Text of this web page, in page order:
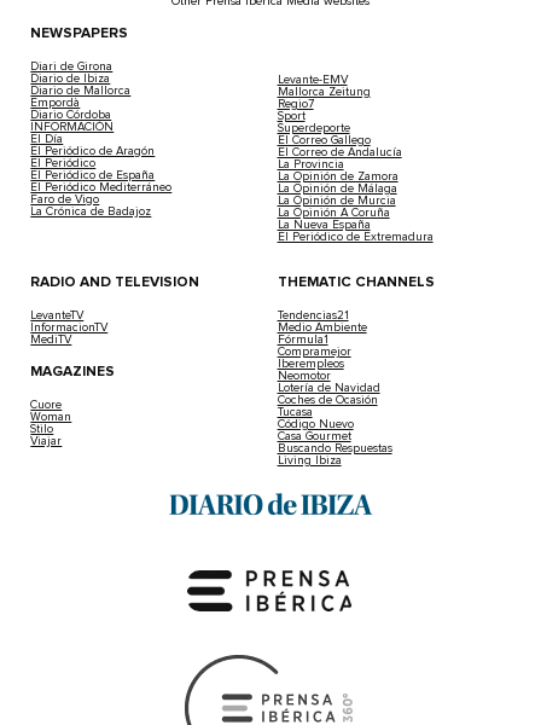
NEWSPAPERS
Diari de Girona
Diario de Ibiza
Diario de Mallorca
Empordà
Diario Córdoba
INFORMACIÓN
El Día
El Periódico de Aragón
El Periódico
El Periódico de España
El Periódico Mediterráneo
Faro de Vigo
La Crónica de Badajoz
Levante-EMV
Mallorca Zeitung
Regio7
Sport
Superdeporte
El Correo Gallego
El Correo de Andalucía
La Provincia
La Opinión de Zamora
La Opinión de Málaga
La Opinión de Murcia
La Opinión A Coruña
La Nueva España
El Periódico de Extremadura
RADIO AND TELEVISION
LevanteTV
InformacionTV
MediTV
MAGAZINES
Cuore
Woman
Stilo
Viajar
THEMATIC CHANNELS
Tendencias21
Medio Ambiente
Fórmula1
Compramejor
Iberempleos
Neomotor
Lotería de Navidad
Coches de Ocasión
Tucasa
Código Nuevo
Casa Gourmet
Buscando Respuestas
Living Ibiza